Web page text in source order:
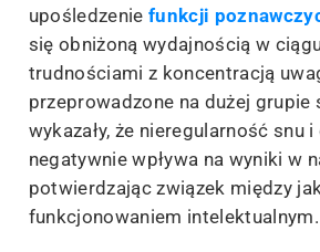
upośledzenie funkcji
się obniżoną wydajnością w
trudnościami z koncentracją
przeprowadzone na dużej grupie
wykazały, że nieregularność snu
negatywnie wpływa na wyniki w
potwierdzając związek między
funkcjonowaniem intelektualnym.